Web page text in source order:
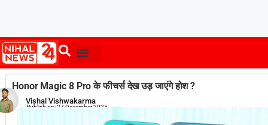
Honor Magic 8 Pro के फीचर्स देख उड़ जाएंगे होश ?
Vishal Vishwakarma
Publish on:27 December 2025